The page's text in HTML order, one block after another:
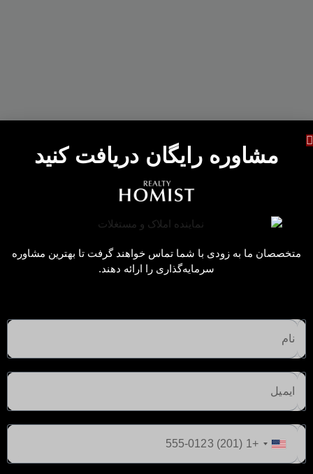
مشاوره رایگان دریافت کنید
متخصصان ما به زودی با شما تماس خواهند گرفت تا بهترین مشاوره
سرمایه‌گذاری را ارائه دهند.
ایالات
متحده